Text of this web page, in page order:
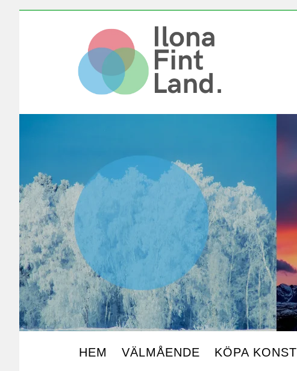
HEM VÄLMÅENDE KÖPA KONST